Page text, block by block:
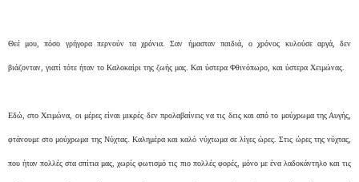
Θεέ μου, πόσο γρήγορα περνούν τα χρόνια. Σαν ήμασταν παιδιά, ο χρόνος κυλούσε αργά, δεν
βιάζονταν, γιατί τότε ήταν το Καλοκαίρι της ζωής μας. Και ύστερα Φθινόπωρο, και ύστερα Χειμώνας.
Εδώ, στο Χειμώνα, οι μέρες είναι μικρές δεν προλαβαίνεις να τις δεις και από το μούχρωμα της Αυγής,
φτάνουμε στο μούχρωμα της Νύχτας. Καλημέρα και καλό νύχτωμα σε λίγες ώρες. Στις ώρες της νύχτας,
που ήταν πολλές στα σπίτια μας, χωρίς φωτισμό τις πιο πολλές φορές, μόνο με ένα λαδοκάντηλο και τις